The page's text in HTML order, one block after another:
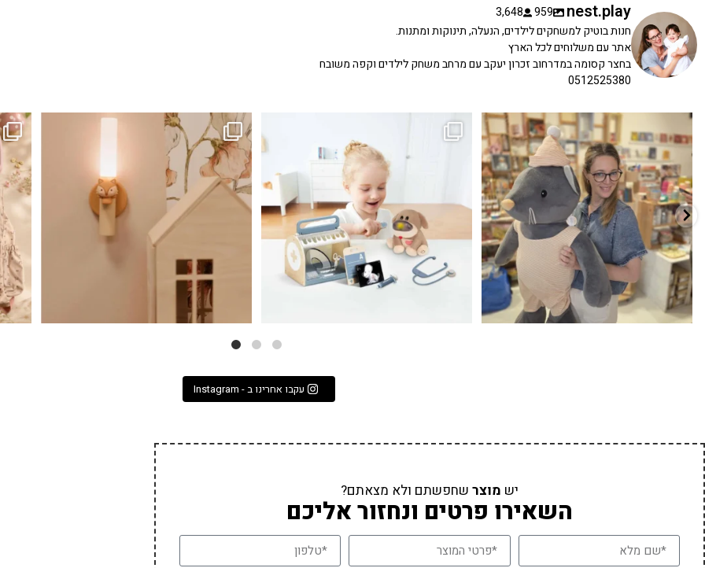
nest.play
959
3,648
חנות בוטיק למשחקים לילדים, הנעלה, תינוקות ומתנות.
אתר עם משלוחים לכל הארץ
בחצר קסומה במדרחוב זכרון יעקב עם מרחב משחק לילדים וקפה משובח
0512525380
גם פריט עיצובי לחדר, גם מנורת לילה מרגיעה, וגם...
0
7 0
כשפתחתי את החנות חלמתי ליצור מקום שהייתי
שמחה
39 16
עקבו אחרינו ב - Instagram
יש מוצר שחפשתם ולא מצאתם?
השאירו פרטים ונחזור אליכם